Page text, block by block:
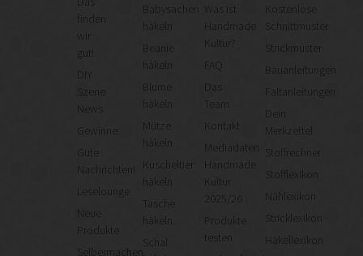
finden
gut!
News
Gute
Nachrichten!
Leselounge
Neue
Produkte
Selbermachen
häkeln
häkeln
Mütze
häkeln
Kuscheltier
häkeln
Tasche
Was ist
Kultur?
Team
Kontakt
Mediadaten
Kultur
2025/26
Produkte
testen
Kostenlose
Schnittmuster
Strickmuster
Bauanleitungen
Faltanleitungen
Merkzettel
Stoffrechner
Stofflexikon
Nählexikon
Stricklexikon
Häkellexikon